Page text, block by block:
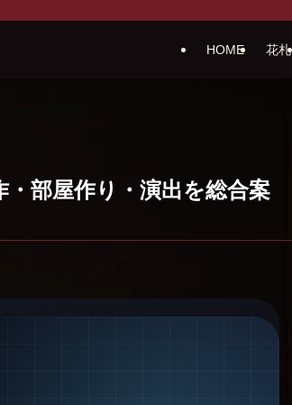
HOME 花札
部屋作り・演出を総合案